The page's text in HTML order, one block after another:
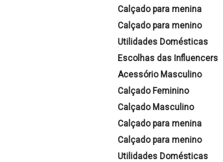
Calçado para menina
Calçado para menino
Utilidades Domésticas
Escolhas das Influencers
Acessório Masculino
Calçado Feminino
Calçado Masculino
Calçado para menina
Calçado para menino
Utilidades Domésticas